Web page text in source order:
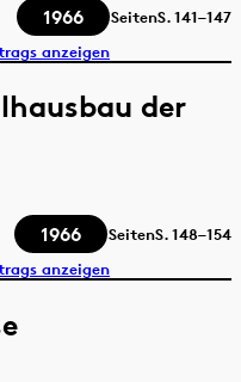
1966 SeitenS.141–147
anzeigen
der
1966 SeitenS.148–154
anzeigen